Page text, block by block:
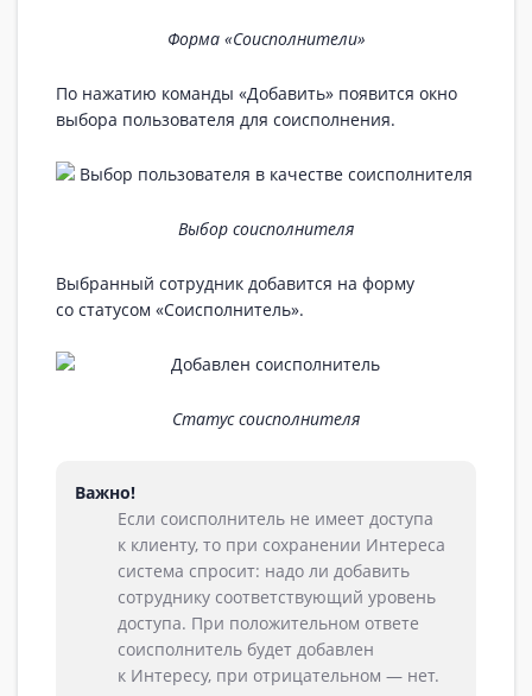
Форма «Соисполнители»
По нажатию команды «Добавить» появится окно
выбора пользователя для соисполнения.
Выбор соисполнителя
Выбранный сотрудник добавится на форму
со статусом «Соисполнитель».
Статус соисполнителя
Важно!
Если соисполнитель не имеет доступа
к клиенту, то при сохранении Интереса
система спросит: надо ли добавить
сотруднику соответствующий уровень
доступа. При положительном ответе
соисполнитель будет добавлен
к Интересу, при отрицательном — нет.